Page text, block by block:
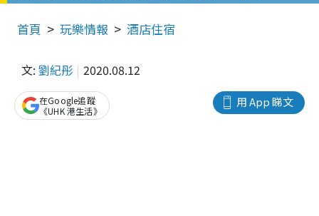
首頁 玩樂情報 酒店住宿
文: 劉紀彤 2020.08.12
用 App 睇文
在Google追蹤
《UHK 港生活》